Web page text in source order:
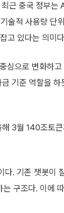
근 중국 정부는
술적 사용량 단
고 있다는 의미
심으로 변화하고
기준 역할을 하
3월 140조토
. 기존 챗봇이
구조다. 이에